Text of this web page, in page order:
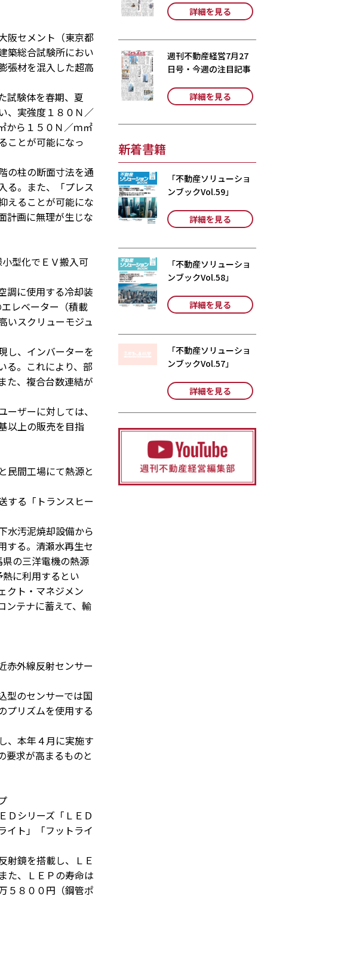
阪セメント（東京都
築総合試験所におい
張材を混入した超高
試験体を春期、夏
、実強度１８０Ｎ／
から１５０Ｎ／ｍ㎡
ことが可能になっ
の柱の断面寸法を通
る。また、「プレス
えることが可能にな
計画に無理が生じな
型化でＥＶ搬入可
調に使用する冷却装
レベーター（積載
いスクリューモジュ
し、インバーターを
る。これにより、部
た、複合台数連結が
ザーに対しては、
以上の販売を目指
間工場にて熱源と
する「トランスヒー
水汚泥焼却設備から
する。清瀬水再生セ
の三洋電機の熱源
に利用するとい
クト・マネジメン
ンテナに蓄えて、輸
赤外線反射センサー
型のセンサーでは国
プリズムを使用する
、本年４月に実施す
要求が高まるものと
Ｄシリーズ「ＬＥＤ
イト」「フットライ
射鏡を搭載し、ＬＥ
た、ＬＥＰの寿命は
５８００円（鋼管ポ
詳細を見る
週刊不動産経営7月27
日号・今週の注目記事
詳細を見る
新着書籍
「不動産ソリューショ
ンブックVol.59」
詳細を見る
「不動産ソリューショ
ンブックVol.58」
詳細を見る
「不動産ソリューショ
ンブックVol.57」
詳細を見る